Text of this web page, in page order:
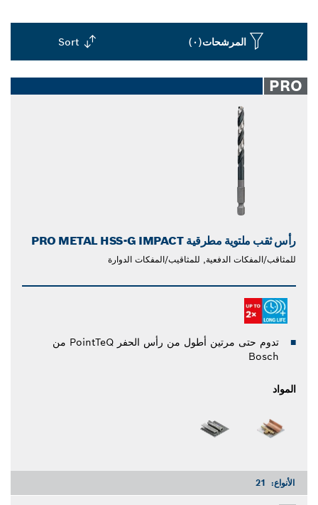
المرشحات(٠) Sort
closed
PRO
رأس ثقب ملتوية مطرقية PRO METAL HSS-G IMPACT
للمثاقب/المفكات الدفعية, للمثاقيب/المفكات الدوارة
تدوم حتى مرتين أطول من رأس الحفر PointTeQ من
Bosch
المواد
الأنواع: 21